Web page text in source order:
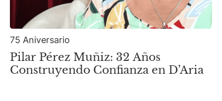
75 Aniversario
Pilar Pérez Muñiz: 32 Años
Construyendo Confianza en D’Aria